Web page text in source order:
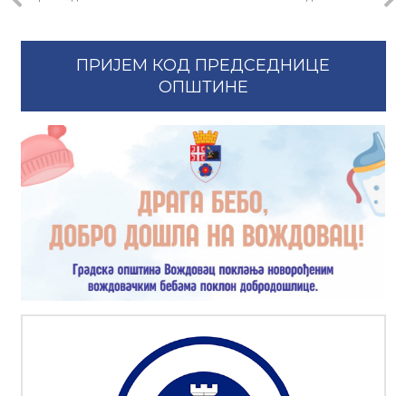
ПРИЈЕМ КОД ПРЕДСЕДНИЦЕ
ОПШТИНЕ